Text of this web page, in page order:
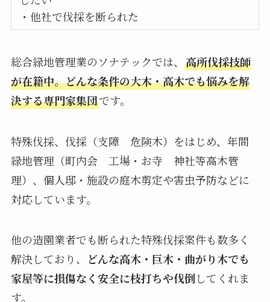
・他社で伐採を断られた
総合緑地管理業のソナテックでは、 高所伐採技師
が在籍中。どんな条件の大木・高木でも悩みを解
決する専門家集団です。
特殊伐採、伐採（支障 危険木）をはじめ、年間
緑地管理（町内会 工場・お寺 神社等高木管
理）、個人邸・施設の庭木剪定や害虫予防などに
対応しています。
他の造園業者でも断られた特殊伐採案件も数多く
解決しており、
どんな高木・巨木・曲がり木でも
家屋等に損傷なく安全に枝打ちや伐倒してくれま
す。